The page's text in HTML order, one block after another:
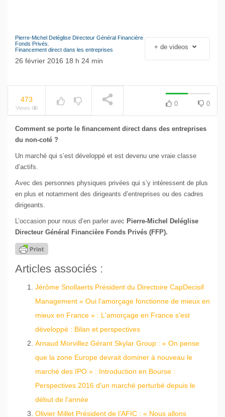
NOW PLAYING
Le séisme industriel
Pierre-Michel Deléglise Directeur Général Financière
Fonds Privés.
Financement direct dans les entreprises
26 février 2016 18 h 24 min
+ de videos
473
Views
0 0
Comment se porte le financement direct dans des entreprises
du non-coté ?
Un marché qui s’est développé et est devenu une vraie classe
d’actifs.
Avec des personnes physiques privées qui s’y intéressent de plus
en plus et notamment des dirigeants d’entreprises ou des cadres
dirigeants.
L’occasion pour nous d’en parler avec Pierre-Michel Deléglise
Directeur Général Financière Fonds Privés (FFP).
Articles associés :
Jérôme Snollaerts Président du Directoire CapDecisif
Management « Oui l’amorçage fonctionne de mieux en
mieux en France » : L'amorçage en France s'est
développé : Bilan et perspectives
Arnaud Morvillez Gérant Skylar Group : « On pense
que la zone Europe devrait dominer à nouveau le
marché des IPO » : Introduction en Bourse :
Perspectives 2016 d'un marché perturbé depuis le
début de l'année
Olivier Millet Président de l’AFIC : « Nous allons